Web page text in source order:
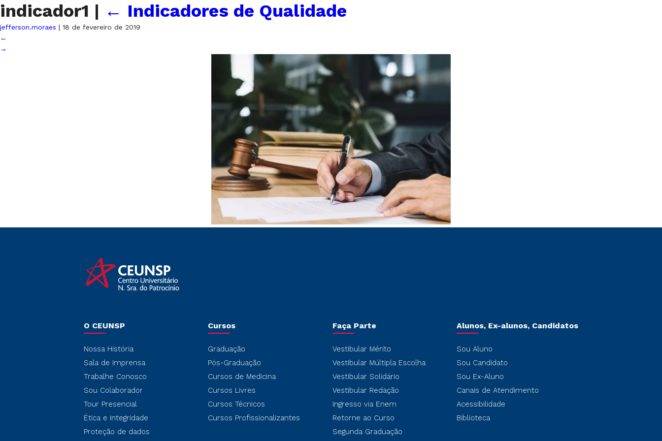
indicador1 | ← Indicadores de Qualidade
jefferson.moraes | 18 de fevereiro de 2019
←
→
O CEUNSP
Nossa História
Sala de Imprensa
Trabalhe Conosco
Sou Colaborador
Tour Presencial
Ética e Integridade
Proteção de dados
Cursos
Graduação
Pós-Graduação
Cursos de Medicina
Cursos Livres
Cursos Técnicos
Cursos Profissionalizantes
Faça Parte
Vestibular Mérito
Vestibular Múltipla Escolha
Vestibular Solidário
Vestibular Redação
Ingresso via Enem
Retorne ao Curso
Segunda Graduação
Alunos, Ex-alunos, Candidatos
Sou Aluno
Sou Candidato
Sou Ex-Aluno
Canais de Atendimento
Acessibilidade
Biblioteca